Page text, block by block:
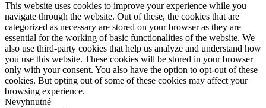
This website uses cookies to improve your experience while you
navigate through the website. Out of these, the cookies that are
categorized as necessary are stored on your browser as they are
essential for the working of basic functionalities of the website. We
also use third-party cookies that help us analyze and understand how
you use this website. These cookies will be stored in your browser
only with your consent. You also have the option to opt-out of these
cookies. But opting out of some of these cookies may affect your
browsing experience.
Nevyhnutné